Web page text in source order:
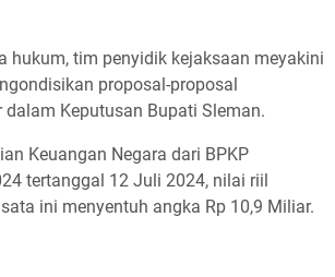
hukum, tim penyidik kejaksaan meyakini
proposal-proposal
Keputusan Bupati Sleman.
Keuangan Negara dari BPKP
tertanggal 12 Juli 2024, nilai riil
ini menyentuh angka Rp 10,9 Miliar.